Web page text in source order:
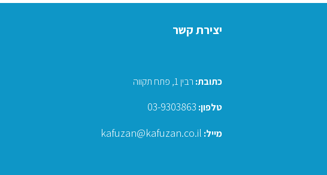
יצירת קשר
כתובת: רבין 1, פתח תקווה
טלפון: 03-9303863
מייל: kafuzan@kafuzan.co.il